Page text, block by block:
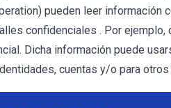
pueden leer información
confidenciales . Por ejemplo,
Dicha información puede
cuentas y/o para